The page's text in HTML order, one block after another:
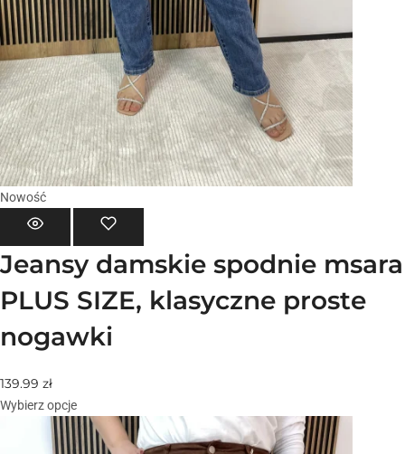
Nowość
Jeansy damskie spodnie msara
PLUS SIZE, klasyczne proste
nogawki
139.99 zł
Wybierz opcje